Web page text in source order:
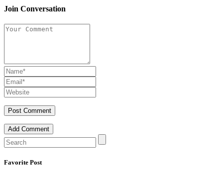
Join Conversation
Add Comment
Favorite Post